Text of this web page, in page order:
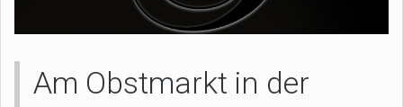
Am Obstmarkt in der